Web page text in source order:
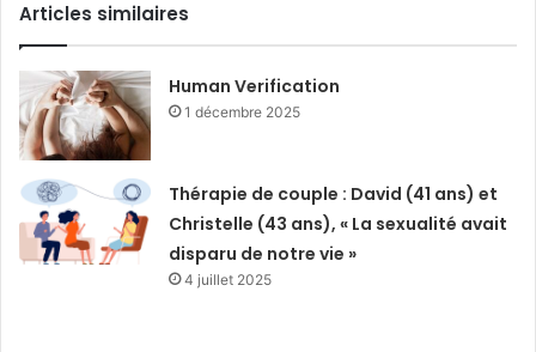
Articles similaires
Human Verification
1 décembre 2025
Thérapie de couple : David (41 ans) et
Christelle (43 ans), « La sexualité avait
disparu de notre vie »
4 juillet 2025